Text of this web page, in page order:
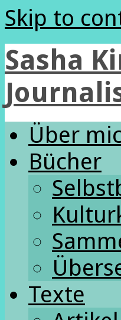
Skip to
Sasha
Über
Bücher
Texte